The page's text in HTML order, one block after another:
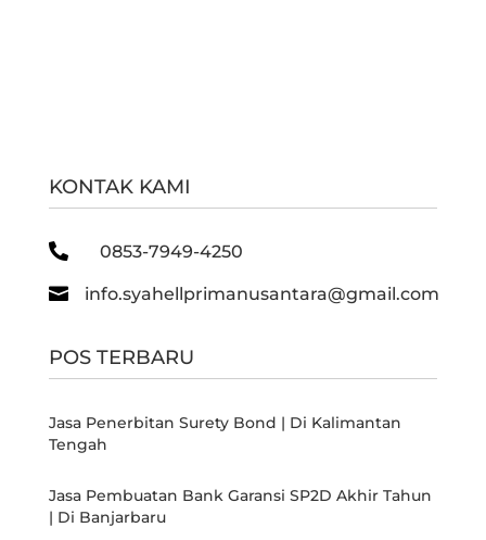
KONTAK KAMI
 0853-7949-4250
 info.syahellprimanusantara@gmail.com
POS TERBARU
Jasa Penerbitan Surety Bond | Di Kalimantan
Tengah
Jasa Pembuatan Bank Garansi SP2D Akhir Tahun
| Di Banjarbaru